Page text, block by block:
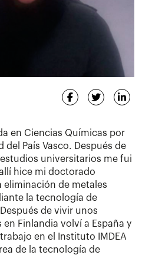
en Ciencias Químicas por
del País Vasco. Después de
universitarios me fui
hice mi doctorado
eliminación de metales
la tecnología de
de vivir unos
Finlandia volví a España y
en el Instituto IMDEA
de la tecnología de